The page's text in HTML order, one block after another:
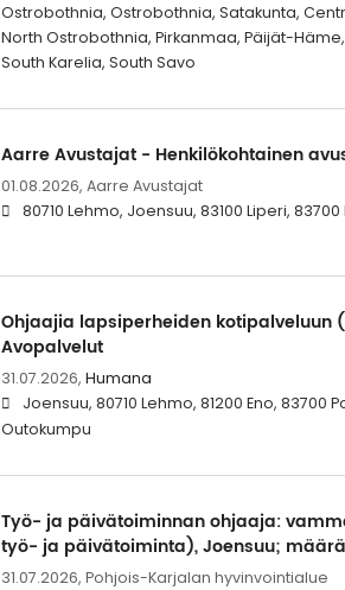
Ostrobothnia, Ostrobothnia, Satakunta,
North Ostrobothnia, Pirkanmaa, Päijät-
South Karelia, South Savo
Aarre Avustajat - Henkilökohtainen
01.08.2026, Aarre Avustajat
80710 Lehmo, Joensuu, 83100 Liperi,
Ohjaajia lapsiperheiden kotipalveluun
Avopalvelut
31.07.2026, Humana
Joensuu, 80710 Lehmo, 81200 Eno, 83700
Outokumpu
Työ- ja päivätoiminnan ohjaaja:
työ- ja päivätoiminta), Joensuu;
31.07.2026, Pohjois-Karjalan hyvinvointialue